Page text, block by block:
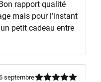
rapport qualité
mais pour l’instant
petit cadeau entre
septembre